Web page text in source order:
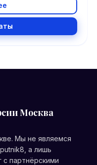
Москва
Мы не являемся
а лишь
с партнёрскими